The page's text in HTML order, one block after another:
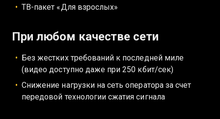
ТВ-пакет «Для взрослых»
При любом качестве сети
Без жестких требований к последней миле
(видео доступно даже при 250 кбит/сек)
Снижение нагрузки на сеть оператора за счет
передовой технологии сжатия сигнала